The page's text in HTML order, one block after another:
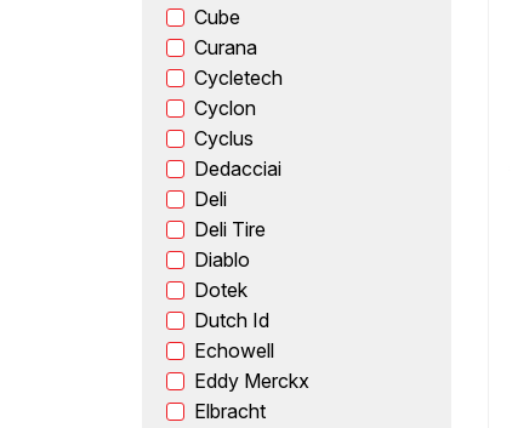
Cube
Curana
Cycletech
Cyclon
Cyclus
Dedacciai
Deli
Deli Tire
Diablo
Dotek
Dutch Id
Echowell
Eddy Merckx
Elbracht